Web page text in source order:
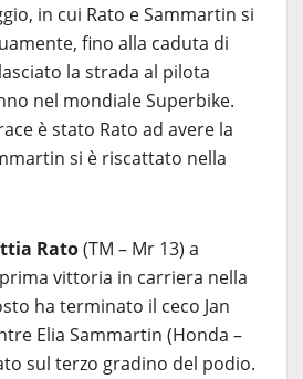
in cui Rato e Sammartin si
fino alla caduta di
la strada al pilota
nel mondiale Superbike.
è stato Rato ad avere la
si è riscattato nella
Rato(TM – Mr 13) a
vittoria in carriera nella
ha terminato il ceco Jan
Elia Sammartin (Honda –
sul terzo gradino del podio.